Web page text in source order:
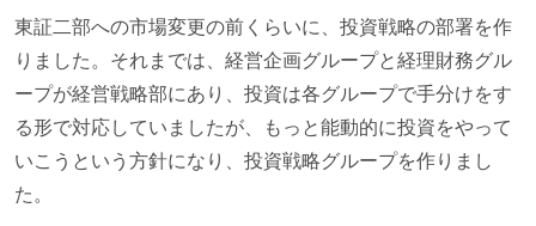
東証二部への市場変更の前くらいに、投資戦略の部署を作
りました。それまでは、経営企画グループと経理財務グル
ープが経営戦略部にあり、投資は各グループで手分けをす
る形で対応していましたが、もっと能動的に投資をやって
いこうという方針になり、投資戦略グループを作りまし
た。